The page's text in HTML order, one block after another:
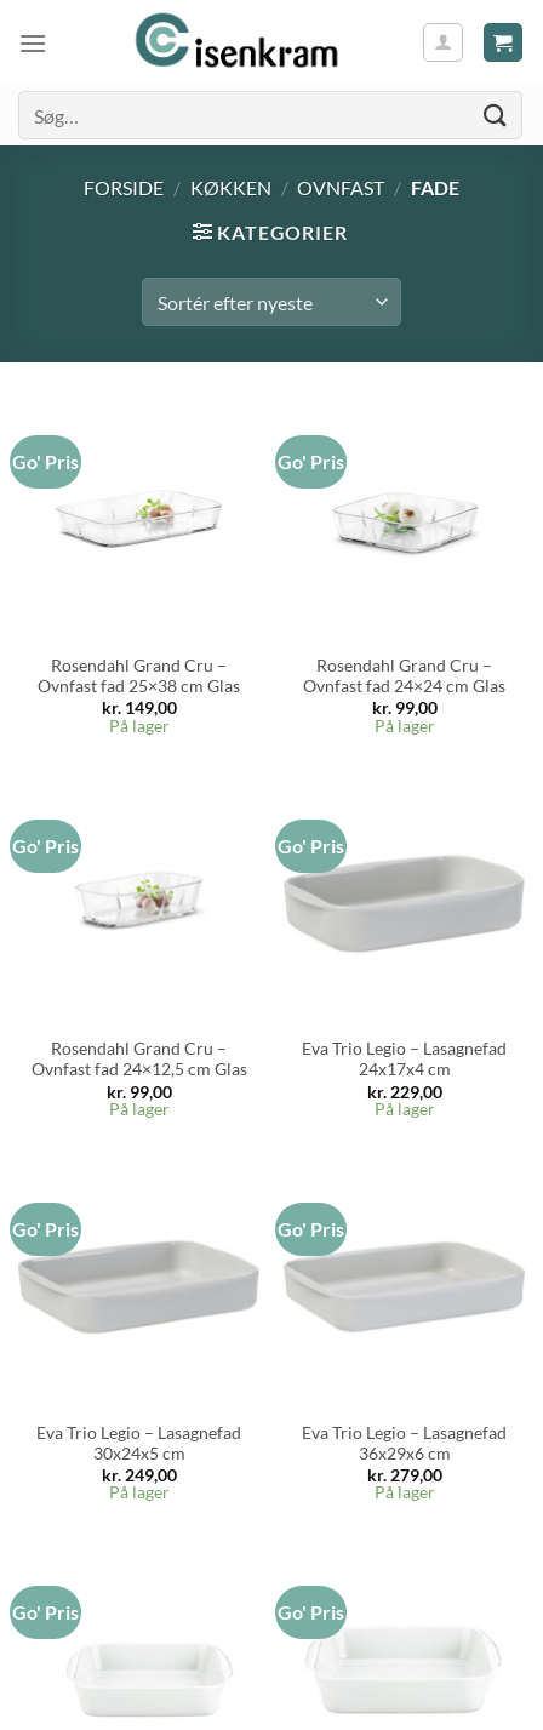
efter:
FORSIDE / KØKKEN / OVNFAST / FADE
KATEGORIER
Go' Pris
Rosendahl Grand Cru –
Ovnfast fad 25×38 cm Glas
kr.149,00
På lager
Go' Pris
Rosendahl Grand Cru –
Ovnfast fad 24×24 cm Glas
kr.99,00
På lager
Go' Pris
Rosendahl Grand Cru –
Ovnfast fad 24×12,5 cm Glas
kr.99,00
På lager
Go' Pris
Eva Trio Legio – Lasagnefad
24x17x4 cm
kr.229,00
På lager
Go' Pris
Eva Trio Legio – Lasagnefad
30x24x5 cm
kr.249,00
På lager
Go' Pris
Eva Trio Legio – Lasagnefad
36x29x6 cm
kr.279,00
På lager
Go' Pris Go' Pris